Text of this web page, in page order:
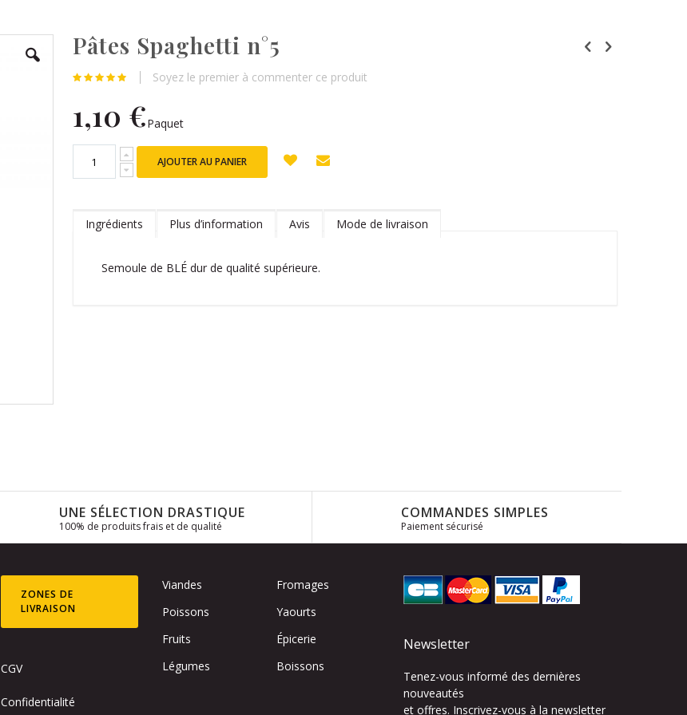
Pâtes Spaghetti n°5
Soyez le premier à commenter ce produit
1,10 €Paquet
AJOUTER AU PANIER
Ingrédients
Semoule de BLÉ dur de qualité supérieure.
Plus d’information Avis Mode de livraison
UNE SÉLECTION DRASTIQUE
100% de produits frais et de qualité
COMMANDES SIMPLES
Paiement sécurisé
ZONES DE
LIVRAISON
CGV
Confidentialité
Viandes
Poissons
Fruits
Légumes
Fromages
Yaourts
Épicerie
Boissons
Newsletter
Tenez-vous informé des dernières
nouveautés
et offres. Inscrivez-vous à la newsletter